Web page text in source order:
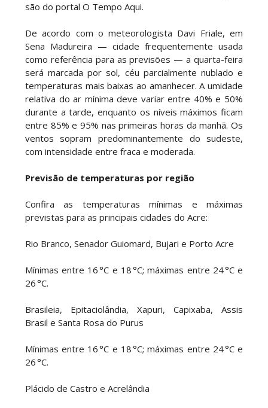
são do portal O Tempo Aqui.
De acordo com o meteorologista Davi Friale, em
Sena Madureira — cidade frequentemente usada
como referência para as previsões — a quarta-feira
será marcada por sol, céu parcialmente nublado e
temperaturas mais baixas ao amanhecer. A umidade
relativa do ar mínima deve variar entre 40% e 50%
durante a tarde, enquanto os níveis máximos ficam
entre 85% e 95% nas primeiras horas da manhã. Os
ventos sopram predominantemente do sudeste,
com intensidade entre fraca e moderada.
Previsão de temperaturas por região
Confira as temperaturas mínimas e máximas
previstas para as principais cidades do Acre:
Rio Branco, Senador Guiomard, Bujari e Porto Acre
Mínimas entre 16 °C e 18 °C; máximas entre 24 °C e
26 °C.
Brasileia, Epitaciolândia, Xapuri, Capixaba, Assis
Brasil e Santa Rosa do Purus
Mínimas entre 16 °C e 18 °C; máximas entre 24 °C e
26 °C.
Plácido de Castro e Acrelândia